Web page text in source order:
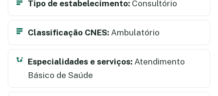
Tipo de estabelecimento: Consultório
Classificação CNES: Ambulatório
Especialidades e serviços: Atendimento
Básico de Saúde